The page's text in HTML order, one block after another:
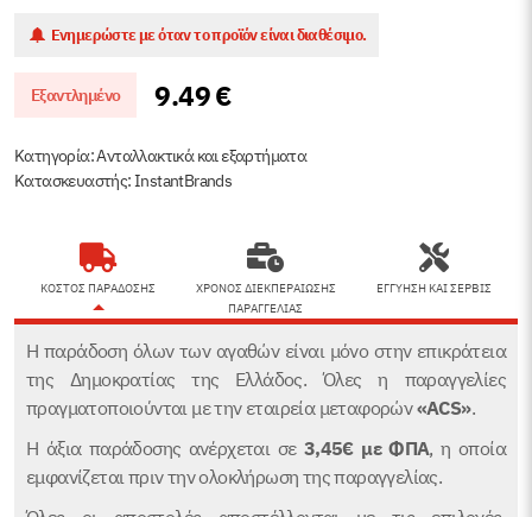
Ενημερώστε με όταν το προϊόν είναι διαθέσιμο.
Εξαντλημένο 9.49€
Κατηγορία:Ανταλλακτικά και εξαρτήματα
Κατασκευαστής: InstantBrands
ΚΟΣΤΟΣ ΠΑΡΑΔΟΣΗΣ
ΧΡΟΝΟΣ ΔΙΕΚΠΕΡΑΙΩΣΗΣ
ΠΑΡΑΓΓΕΛΙΑΣ
ΕΓΓΥΗΣΗ ΚΑΙ ΣΕΡΒΙΣ
Η παράδοση όλων των αγαθών είναι μόνο στην επικράτεια
της Δημοκρατίας της Ελλάδος. Όλες η παραγγελίες
πραγματοποιούνται με την εταιρεία μεταφορών«ACS».
Η άξια παράδοσης ανέρχεται σε 3,45€ με ΦΠΑ, η οποία
εμφανίζεται πριν την ολοκλήρωση της παραγγελίας.